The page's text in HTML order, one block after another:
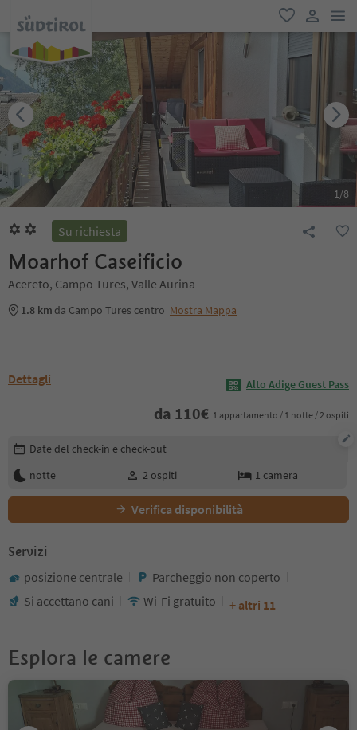
favoriti
user link
1/8
Su richiesta
Moarhof Caseificio
Acereto, Campo Tures, Valle Aurina
1.8 km da Campo Tures centro Mostra Mappa
Dettagli Alto Adige Guest Pass
da 110€ 1 appartamento / 1 notte / 2 ospiti
Modifica i dettagli della prenotazione
Date del check-in e check-out
notte
2 ospiti 1 camera
Verifica disponibilità
Servizi
posizione centrale
Parcheggio non coperto
Si accettano cani
Wi-Fi gratuito + altri 11
Esplora le camere